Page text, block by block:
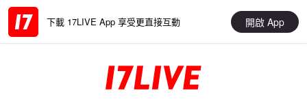
下載 17LIVE App 享受更直接互動 開啟 App